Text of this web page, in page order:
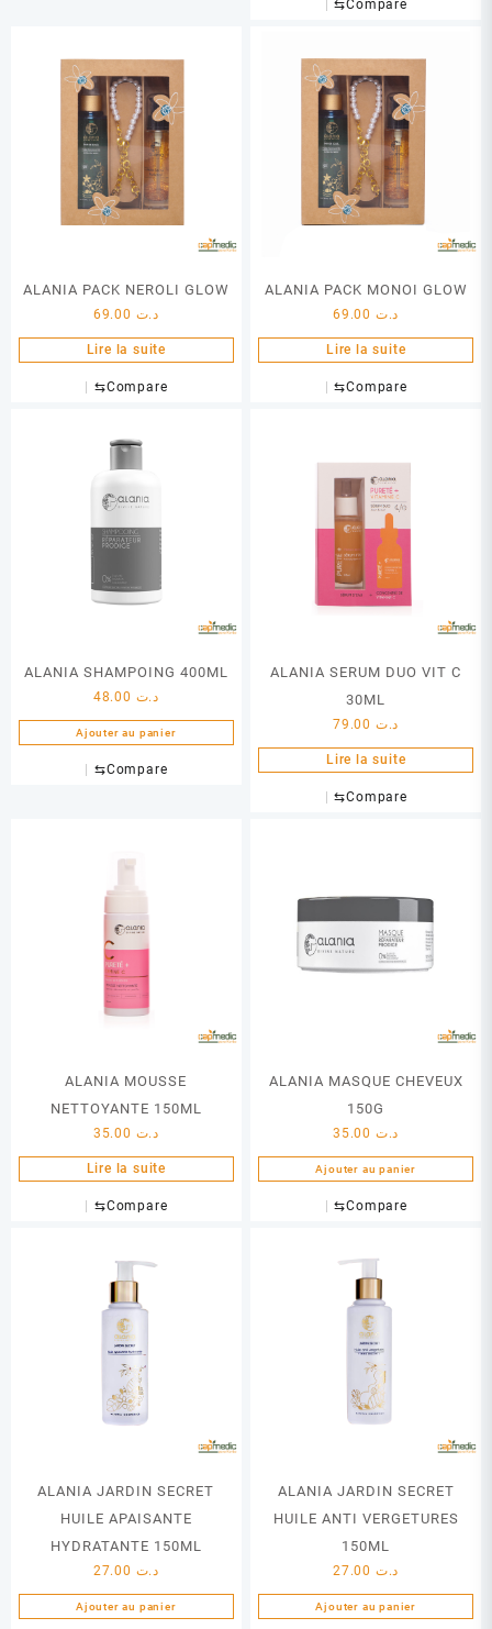
⇆Compare
ALANIA PACK NEROLI GLOW
د.ت
Lire la suite
⇆Compare
ALANIA PACK MONOI GLOW
د.ت
Lire la suite
⇆Compare
ALANIA SHAMPOING 400ML
د.ت
Ajouter au panier
⇆Compare
ALANIA SERUM DUO VIT C
30ML
د.ت
Lire la suite
⇆Compare
ALANIA MOUSSE
NETTOYANTE 150ML
د.ت
Lire la suite
⇆Compare
ALANIA MASQUE CHEVEUX
150G
د.ت
Ajouter au panier
⇆Compare
ALANIA JARDIN SECRET
HUILE APAISANTE
HYDRATANTE 150ML
د.ت
Ajouter au panier
ALANIA JARDIN SECRET
HUILE ANTI VERGETURES
150ML
د.ت
Ajouter au panier